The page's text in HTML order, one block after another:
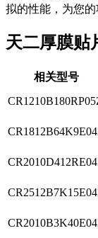
拟的性能，为您的
天二厚膜贴
相关型号